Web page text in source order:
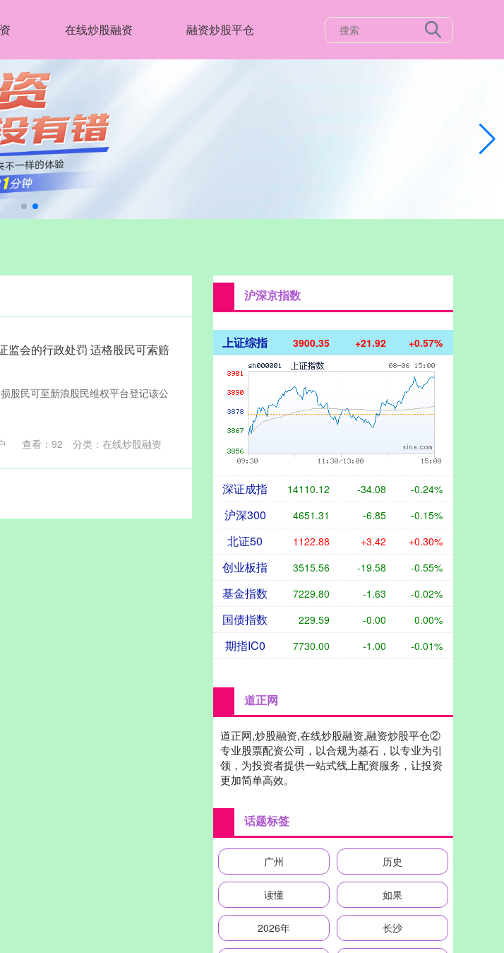
在线炒股融资 融资炒股平仓
监会的行政处罚 适格股民可索赔
股民可至新浪股民维权平台登记该公
查看： 92 分类： 在线炒股融资
沪深京指数
上证综指 3900.35 +21.92 +0.57%
深证成指 14110.12 -34.08 -0.24%
沪深300 4651.31 -6.85 -0.15%
北证50 1122.88 +3.42 +0.30%
创业板指 3515.56 -19.58 -0.55%
基金指数 7229.80 -1.63 -0.02%
国债指数 229.59 -0.00 0.00%
期指IC0 7730.00 -1.00 -0.01%
道正网
道正网,炒股融资,在线炒股融资,融资炒股平仓②
专业股票配资公司，以合规为基石，以专业为引
领，为投资者提供一站式线上配资服务，让投资
更加简单高效。
话题标签
广州 历史
读懂 如果
2026年 长沙